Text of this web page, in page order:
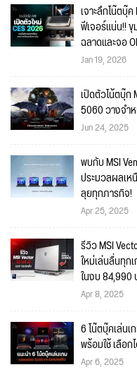
เจาะลึกโน๊ตบุ๊
ฟีเจอร์แน่น!!
ฉลาดและจอ
Jan 19, 2026
เปิดตัวโน้ตบุ๊ก
5060 วางจำ
Jun 24, 2025
พบกับ MSI
ประมวลผลเห
ลุยทุกภารกิจ!
Apr 25, 2025
รีวิว MSI
ใหม่เล่นลื่นทุก
ในงบ 84,990
Apr 8, 2025
6 โน๊ตบุ๊คเล่น
พร้อมใช้ เลือ
Apr 6, 2025